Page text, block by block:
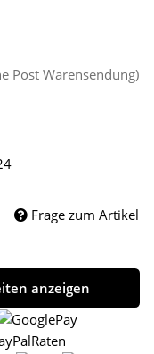
Post Warensendung)
Frage zum Artikel
anzeigen